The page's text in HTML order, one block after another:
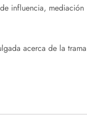
influencia, mediación
acerca de la